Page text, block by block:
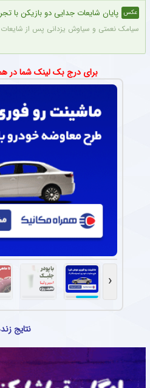
عکس پایان شایعات جدایی دو بازیکن با
سیامک نعمتی و سیاوش یزدانی پس از شایعات
برای درج بک لینک شما در
‹
نتایج